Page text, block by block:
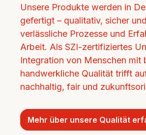
Unsere Produkte werden in
gefertigt – qualitativ, sicher
verlässliche Prozesse und
Arbeit. Als SZI-zertifiziertes
Integration von Menschen mit
handwerkliche Qualität trifft
nachhaltig, fair und
Mehr über unsere Qualität